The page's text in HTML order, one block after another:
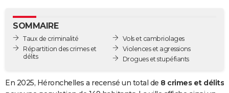
GUIDES D'ACHAT
BONS PLANS
SOMMAIRE
Taux de criminalité
Répartition des crimes et
délits
Vols et cambriolages
Violences et agressions
Drogues et stupéfiants
En 2025, Héronchelles a recensé un total de 8 crimes et délits